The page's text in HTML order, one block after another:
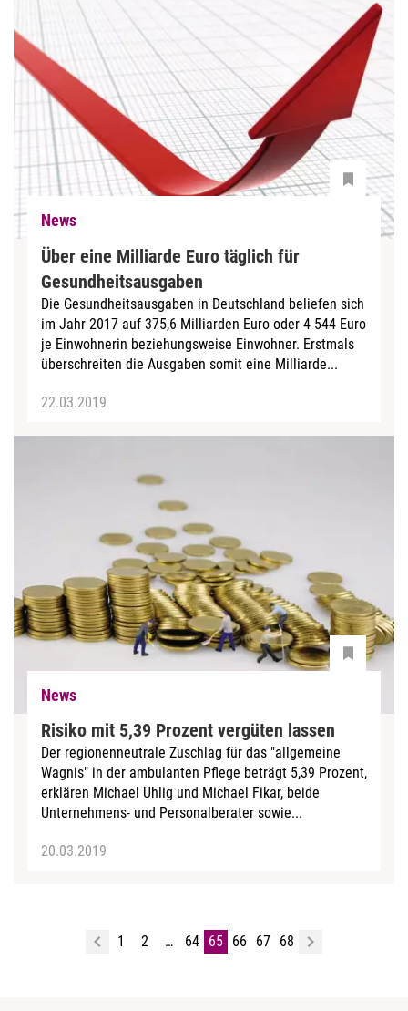
News
Über eine Milliarde Euro täglich für
Gesundheitsausgaben
Die Gesundheitsausgaben in Deutschland beliefen sich
im Jahr 2017 auf 375,6 Milliarden Euro oder 4 544 Euro
je Einwohnerin beziehungsweise Einwohner. Erstmals
überschreiten die Ausgaben somit eine Milliarde...
22.03.2019
News
Risiko mit 5,39 Prozent vergüten lassen
Der regionenneutrale Zuschlag für das "allgemeine
Wagnis" in der ambulanten Pflege beträgt 5,39 Prozent,
erklären Michael Uhlig und Michael Fikar, beide
Unternehmens- und Personalberater sowie...
20.03.2019
1 2 … 64 65 66 67 68